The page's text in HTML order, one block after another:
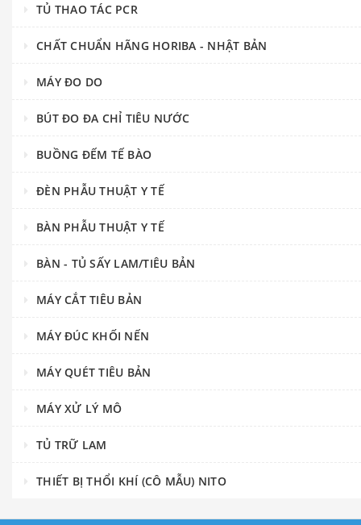
TỦ THAO TÁC PCR
CHẤT CHUẨN HÃNG HORIBA - NHẬT BẢN
MÁY ĐO DO
BÚT ĐO ĐA CHỈ TIÊU NƯỚC
BUỒNG ĐẾM TẾ BÀO
ĐÈN PHẪU THUẬT Y TẾ
BÀN PHẪU THUẬT Y TẾ
BÀN - TỦ SẤY LAM/TIÊU BẢN
MÁY CẮT TIÊU BẢN
MÁY ĐÚC KHỐI NẾN
MÁY QUÉT TIÊU BẢN
MÁY XỬ LÝ MÔ
TỦ TRỮ LAM
THIẾT BỊ THỔI KHÍ (CÔ MẪU) NITO